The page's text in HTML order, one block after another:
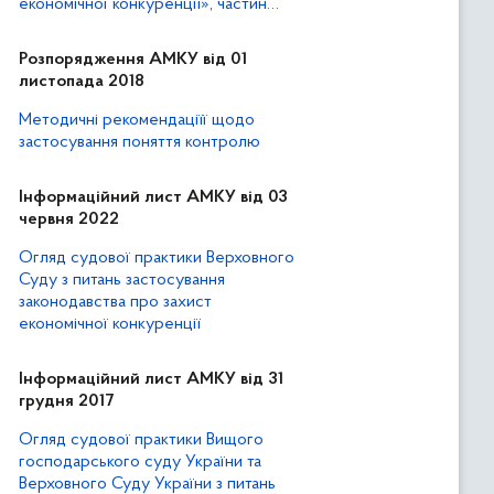
економічної конкуренції», частин
України «Про захист від
недобросовісної конкуренції»
Розпорядження АМКУ від 01
листопада 2018
Методичні рекомендаціїї щодо
застосування поняття контролю
Інформаційний лист АМКУ від 03
червня 2022
Огляд судової практики Верховного
Суду з питань застосування
законодавства про захист
економічної конкуренції
Інформаційний лист АМКУ від 31
грудня 2017
Огляд судової практики Вищого
господарського суду України та
Верховного Суду України з питань